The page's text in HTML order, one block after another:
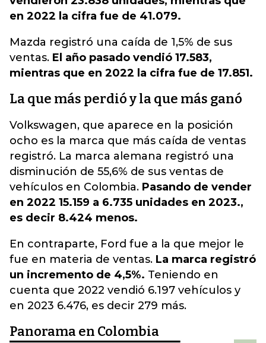
en 2022 la cifra fue de 41.079.
Mazda registró una caída de 1,5% de sus
ventas. El año pasado vendió 17.583,
mientras que en 2022 la cifra fue de 17.851.
La que más perdió y la que más ganó
Volkswagen, que aparece en la posición
ocho es la marca que más caída de ventas
registró. La marca alemana registró una
disminución de 55,6% de sus ventas de
vehículos en Colombia. Pasando de vender
en 2022 15.159 a 6.735 unidades en 2023.,
es decir 8.424 menos.
En contraparte, Ford fue a la que mejor le
fue en materia de ventas. La marca registró
un incremento de 4,5%. Teniendo en
cuenta que 2022 vendió 6.197 vehículos y
en 2023 6.476, es decir 279 más.
Panorama en Colombia